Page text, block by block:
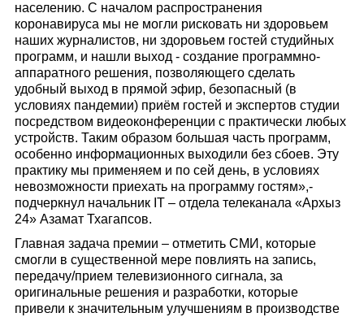
населению. С началом распространения
коронавируса мы не могли рисковать ни здоровьем
наших журналистов, ни здоровьем гостей студийных
программ, и нашли выход - создание программно-
аппаратного решения, позволяющего сделать
удобный выход в прямой эфир, безопасный (в
условиях пандемии) приём гостей и экспертов студии
посредством видеоконференции с практически любых
устройств. Таким образом большая часть программ,
особенно информационных выходили без сбоев. Эту
практику мы применяем и по сей день, в условиях
невозможности приехать на программу гостям»,-
подчеркнул начальник IT – отдела телеканала «Архыз
24» Азамат Тхагапсов.
Главная задача премии – отметить СМИ, которые
смогли в существенной мере повлиять на запись,
передачу/прием телевизионного сигнала, за
оригинальные решения и разработки, которые
привели к значительным улучшениям в производстве